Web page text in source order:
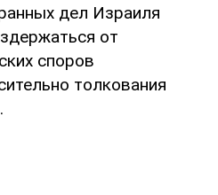
дел Израиля
от
споров
толкования